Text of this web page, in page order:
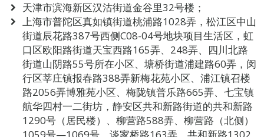
天津市滨海新区汉沽街道金谷里32号楼；
上海市普陀区真如镇街道桃浦路1028弄，松江区中山
街道辰花路387号西侧C08-04号地块项目生活区，虹
口区欧阳路街道天宝西路165弄、248弄、四川北路
街道山阴路55号所在小区、塘桥街道浦建路60弄，闵
行区莘庄镇报春路388弄新梅花苑小区、浦江镇召楼
路2056弄博雅苑小区、梅陇镇普乐路665弄、七宝镇
航华四村一二街坊，静安区共和新路街道的共和新路
1290号（居民楼）、柳营路588弄、柳营路（北侧）